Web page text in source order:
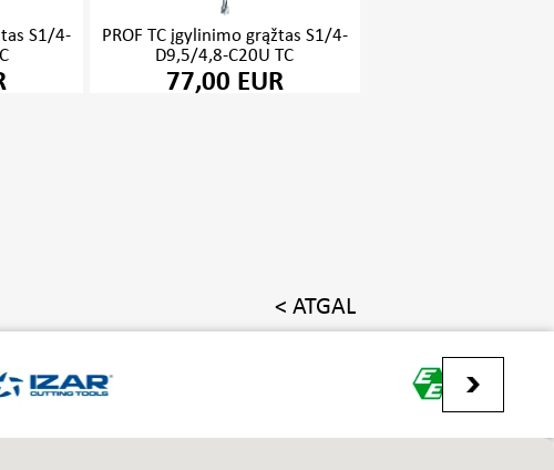
S1/4-
PROF TC įgylinimo grąžtas S1/4-
D9,5/4,8-C20U TC
77,00 EUR
< ATGAL